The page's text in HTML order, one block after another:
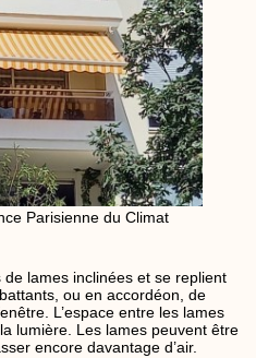
Parisienne du Climat
lames inclinées et se replient
ou en accordéon, de
L’espace entre les lames
lumière. Les lames peuvent être
encore davantage d’air.